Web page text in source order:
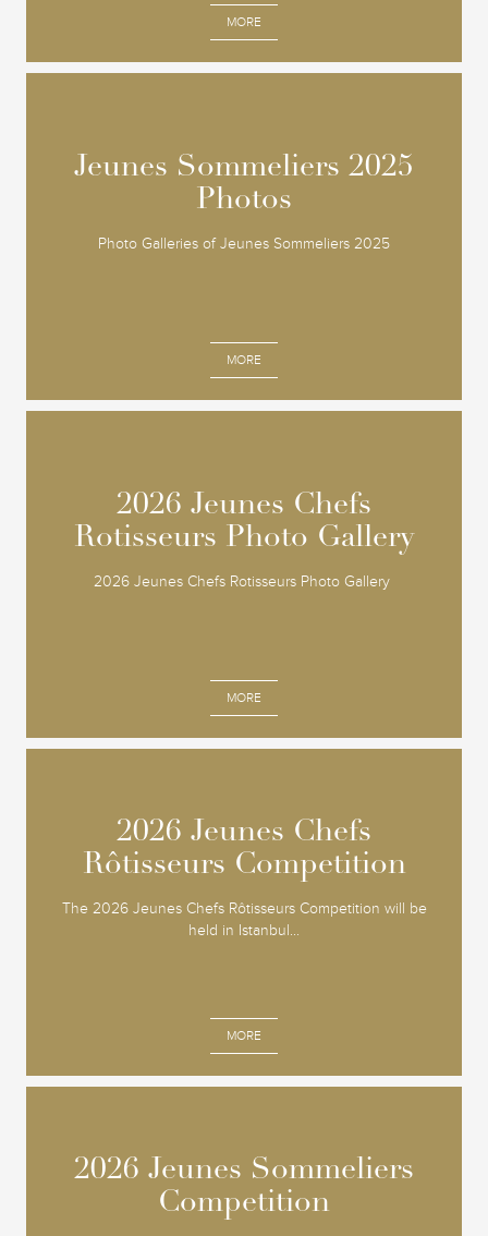
MORE
Jeunes Sommeliers 2025
Photos
Photo Galleries of Jeunes Sommeliers 2025
MORE
Jeunes Sommeliers 2025
Photos
2026 Jeunes Chefs
Rotisseurs Photo Gallery
2026 Jeunes Chefs Rotisseurs Photo Gallery
MORE
2026 Jeunes Chefs
Rotisseurs Photo Gallery
2026 Jeunes Chefs
Rôtisseurs Competition
The 2026 Jeunes Chefs Rôtisseurs Competition will be
held in Istanbul...
MORE
2026 Jeunes Chefs
Rôtisseurs Competition
2026 Jeunes Sommeliers
Competition
2026 Jeunes Sommeliers
Competition